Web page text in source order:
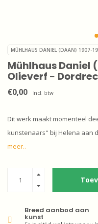
MÜHLHAUS DANIEL (DAAN) 1907-
Mühlhaus Daniel
Olieverf -
€0,00 Incl. btw
Dit werk maakt momenteel
kunstenaars" bij Helena aan
meer..
Breed aanbod aan
kunst